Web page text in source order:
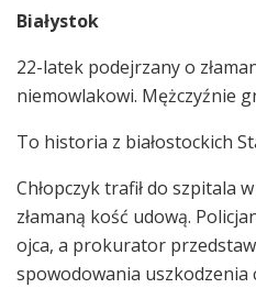
Białystok
22-latek podejrzany o
niemowlakowi. Mężczyźnie
To historia z białostockich
Chłopczyk trafił do szpitala
złamaną kość udową.
ojca, a prokurator
spowodowania uszkodzenia